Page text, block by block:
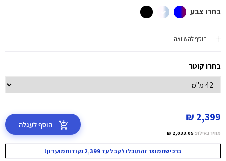
בחרו צבע
הוסף להשוואה
בחרו קוטר
2,399 ₪
מחיר באילת: 2,033.05 ₪
הוסף לעגלה
ברכישת מוצר זה תוכלו לקבל עד 2,399 נקודות מועדון!